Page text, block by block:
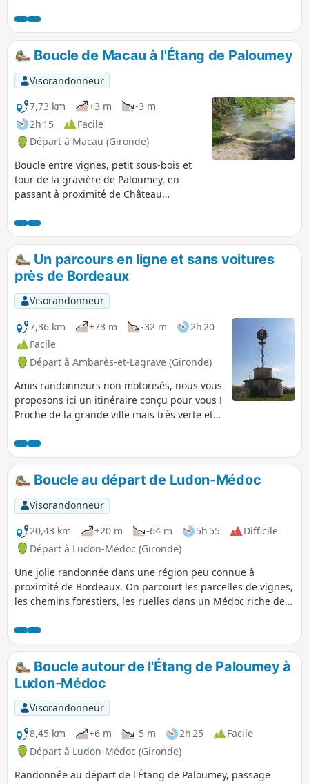
communes de Cavignac et Cézac. Randonnée agréable très
bien balisée avec un marquage noir ADYC sur fond jaune,
d'un peu moins de 7 km, au milieu des vignes.
Boucle de Macau à l'Étang de Paloumey
Visorandonneur
7,73 km
+3 m
-3 m
2h 15
Facile
Départ à Macau (Gironde)
Boucle entre vignes, petit sous-bois et
tour de la gravière de Paloumey, en
passant à proximité de Château
Fellonneau, Château Cantemerle,
Château Paloumey. Canards, oies et
poissons à l'Étang de la Gravière à
Paloumey.
Un parcours en ligne et sans voitures
près de Bordeaux
Visorandonneur
7,36 km
+73 m -32 m
2h 20
Facile
Départ à Ambarès-et-Lagrave (Gironde)
Amis randonneurs non motorisés, nous vous
proposons ici un itinéraire conçu pour vous !
Proche de la grande ville mais très verte et
grâce au TER Bordeaux-Libourne vous
déposant à la gare de la Gorp. Vous pourrez
par exemple prendre ce TER à la gare de
Bordeaux Saint-Jean ou à celle de Cenon
(vérifier les horaires). Au retour, le tram
(lignes A et C) vous ramènera aisément à
votre point de départ.
Boucle au départ de Ludon-Médoc
Visorandonneur
20,43 km
+20 m -64 m 5h 55
Difficile
Départ à Ludon-Médoc (Gironde)
Une jolie randonnée dans une région peu connue à
proximité de Bordeaux. On parcourt les parcelles de vignes,
les chemins forestiers, les ruelles dans un Médoc riche de
Boucle autour de l'Étang de Paloumey à
Ludon-Médoc
Visorandonneur
8,45 km
+6 m -5 m 2h 25
Facile
Départ à Ludon-Médoc (Gironde)
Randonnée au départ de l'Étang de Paloumey, passage